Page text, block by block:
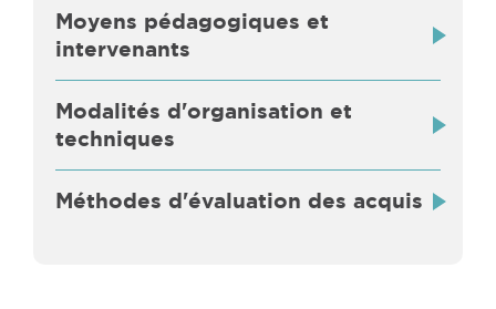
Moyens pédagogiques et
intervenants
Modalités d'organisation et
techniques
Méthodes d'évaluation des acquis